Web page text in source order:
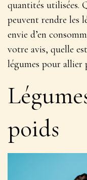
quantités utilisées.
peuvent rendre les
envie d’en
votre avis, quelle
légumes pour allier
poids